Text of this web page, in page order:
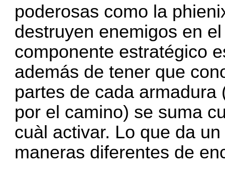
poderosas como la
destruyen enemigos en
componente estratégico
además de tener que
partes de cada
por el camino) se suma
cuàl activar. Lo que da
maneras diferentes de